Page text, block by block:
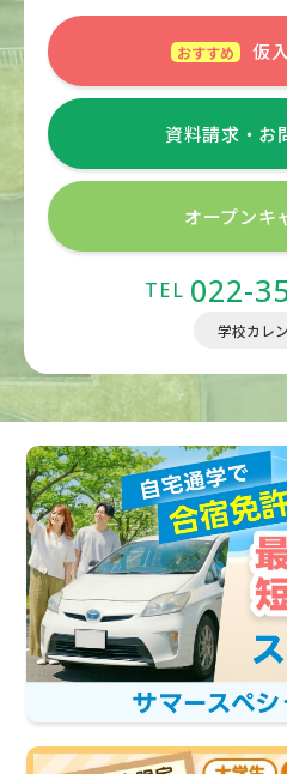
仮
資料請求・ お
オープンキ
TEL 022-
学校カレ